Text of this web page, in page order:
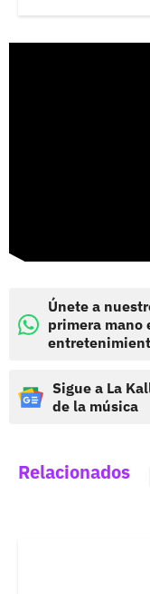
Únete a
primera mano
Sigue a La
de la música
Relacionados